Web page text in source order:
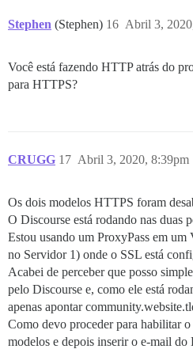
Stephen (Stephen) Abril 3,
16
Você está fazendo HTTP atrás do
para HTTPS?
CRUGG Abril 3, 2020, 8:39pm
17
Os dois modelos HTTPS foram
O Discourse está rodando nas duas
Estou usando um ProxyPass em
no Servidor 1) onde o SSL está
Acabei de perceber que posso
pelo Discourse e, como ele está
apenas apontar
Como devo proceder para habilitar
modelos e depois inserir o e-mail